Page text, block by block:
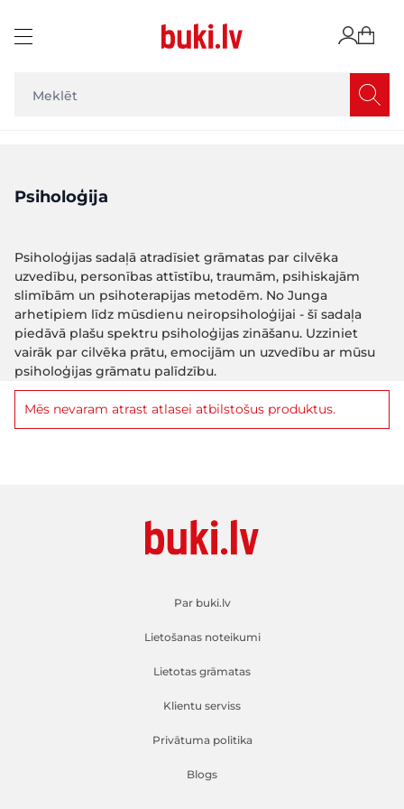
Psiholoģija
Psiholoģijas sadaļā atradīsiet grāmatas par cilvēka
uzvedību, personības attīstību, traumām, psihiskajām
slimībām un psihoterapijas metodēm. No Junga
arhetipiem līdz mūsdienu neiropsiholoģijai - šī sadaļa
piedāvā plašu spektru psiholoģijas zināšanu. Uzziniet
vairāk par cilvēka prātu, emocijām un uzvedību ar mūsu
psiholoģijas grāmatu palīdzību.
Mēs nevaram atrast atlasei atbilstošus produktus.
Par buki.lv
Lietošanas noteikumi
Lietotas grāmatas
Klientu serviss
Privātuma politika
Blogs